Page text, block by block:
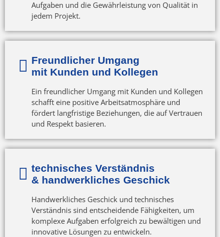
Aufgaben und die Gewährleistung von Qualität in
jedem Projekt.
Freundlicher Umgang
mit Kunden und Kollegen
Ein freundlicher Umgang mit Kunden und Kollegen
schafft eine positive Arbeitsatmosphäre und
fördert langfristige Beziehungen, die auf Vertrauen
und Respekt basieren.
technisches Verständnis
& handwerkliches Geschick
Handwerkliches Geschick und technisches
Verständnis sind entscheidende Fähigkeiten, um
komplexe Aufgaben erfolgreich zu bewältigen und
innovative Lösungen zu entwickeln.